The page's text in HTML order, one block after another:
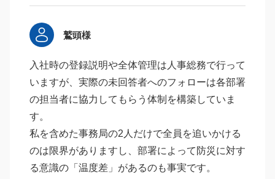
鷲頭様
入社時の登録説明や全体管理は人事総務で行って
いますが、実際の未回答者へのフォローは各部署
の担当者に協力してもらう体制を構築していま
す。
私を含めた事務局の2人だけで全員を追いかける
のは限界がありますし、部署によって防災に対す
る意識の「温度差」があるのも事実です。